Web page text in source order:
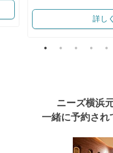
詳し
ニーズ横浜
一緒に予約され